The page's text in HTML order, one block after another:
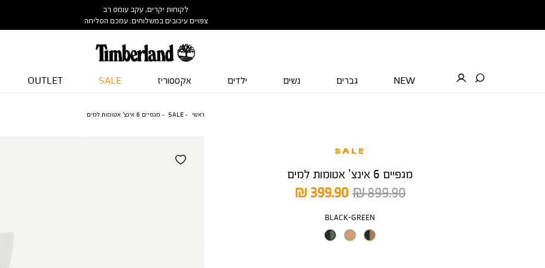
לקוחות יקרים, עקב עומס רב
צפויים עיכובים במשלוחים. עמכם הסליחה
NEW גברים נשים ילדים אקססוריז SALE
OUTLET
ראשי SALE מגפיים 6 אינצ’ אטומות למים
SALE
מגפיים 6 אינצ’ אטומות למים
מחיר
מוצר
399.90 ₪
מחיר
899.90 ₪
צבע
BLACK-GREEN